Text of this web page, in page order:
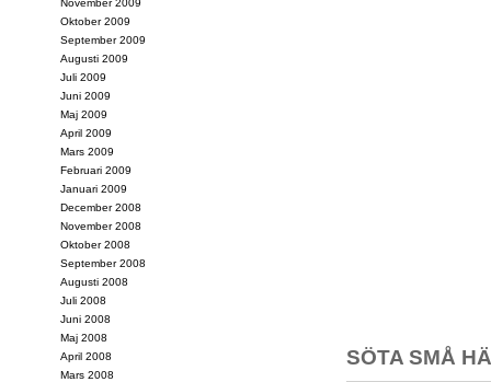
SÖTA SMÅ
November 2009
Oktober 2009
September 2009
Augusti 2009
Juli 2009
Juni 2009
Maj 2009
April 2009
Mars 2009
Februari 2009
Januari 2009
December 2008
November 2008
Oktober 2008
September 2008
Augusti 2008
Juli 2008
Juni 2008
Maj 2008
April 2008
Mars 2008